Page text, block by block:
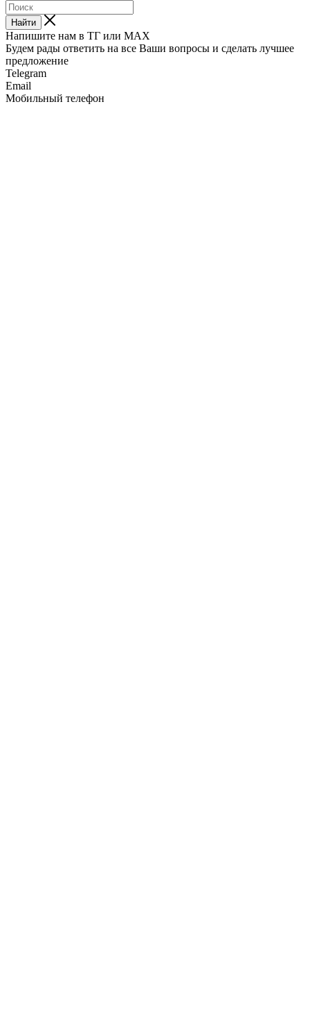
Найти
Напишите нам в ТГ или MAX
Будем рады ответить на все Ваши вопросы и сделать лучшее
предложение
Telegram
Email
Мобильный телефон